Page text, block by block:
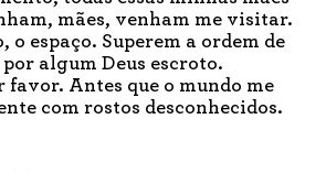
mães, venham me visitar.
o espaço. Superem a ordem de
algum Deus escroto.
favor. Antes que o mundo me
com rostos desconhecidos.